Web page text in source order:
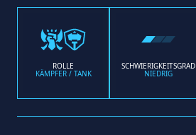
ROLLE
KÄMPFER / TANK
SCHWIERIGKEITSGRAD
NIEDRIG